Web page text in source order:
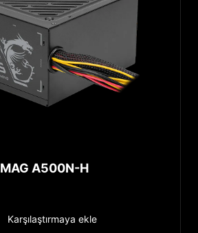
MAG A500N-H
Karşılaştırmaya ekle